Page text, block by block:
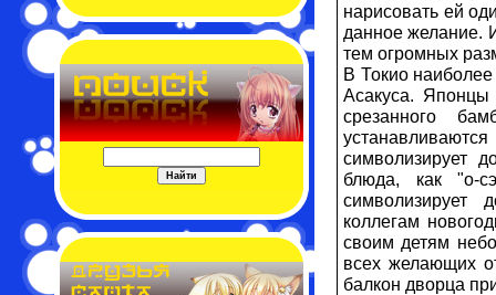
нарисовать ей
данное желание.
тем огромных
В Токио
Асакуса.
срезанного
символизирует
блюда, как "о-
символизирует
коллегам
своим детям
всех желающих
балкон дворца